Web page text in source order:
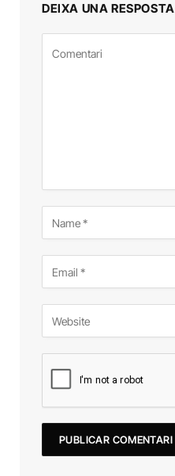
DEIXA UNA RESPOSTA